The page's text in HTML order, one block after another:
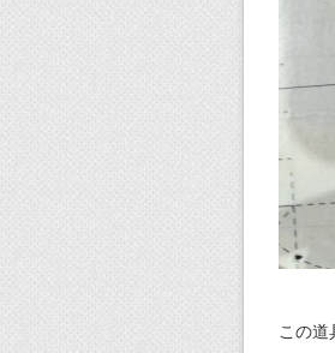
この道